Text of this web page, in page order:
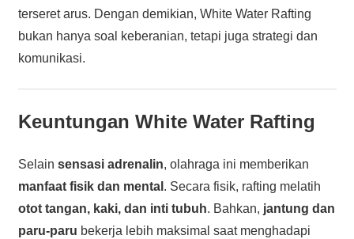
terseret arus. Dengan demikian, White Water Rafting
bukan hanya soal keberanian, tetapi juga strategi dan
komunikasi.
Keuntungan White Water Rafting
Selain sensasi adrenalin, olahraga ini memberikan
manfaat fisik dan mental . Secara fisik, rafting melatih
otot tangan, kaki, dan inti tubuh. Bahkan, jantung dan
paru-paru bekerja lebih maksimal saat menghadapi